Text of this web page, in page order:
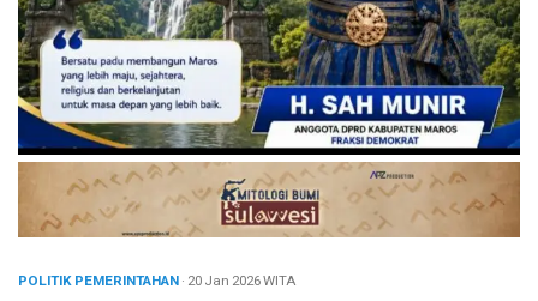
POLITIK PEMERINTAHAN· 20 Jan 2026WITA